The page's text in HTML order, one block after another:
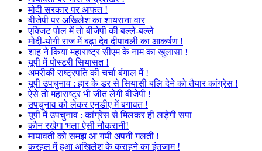
मोदी सरकार पर आफत !
बीजेपी पर अखिलेश का शायराना वार
एक्जिट पोल में तो बीजेपी की बल्ले-बल्ले
मोदी-योगी राज में बढ़ा देव दीपावली का आकर्षण !
शाह ने किया महाराष्ट्र सीएम के नाम का खुलासा !
यूपी में पोस्टरी सियासत !
अमरीकी राष्ट्रपति की चर्चा बंगाल में !
यूपी उपचुनाव : हार के डर से सियासी बलि देने को तैयार कांग्रेस !
ऐसे तो महाराष्ट्र भी जीत लेगी बीजेपी !
उपचुनाव को लेकर एनडीए में बगावत !
यूपी में उपचुनाव : कांग्रेस से मिलकर ही लड़ेगी सपा
कौन रखेगा भला ऐसी नौकरानी!
मायावती को समझ आ गयी अपनी गलती !
करहल में हुआ अखिलेश के कराहने का इंतजाम !